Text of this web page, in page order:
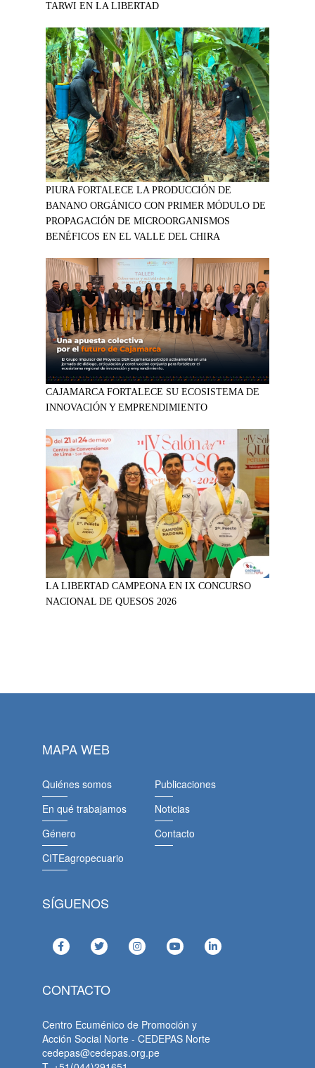
TARWI EN LA LIBERTAD
PIURA FORTALECE LA PRODUCCIÓN DE
BANANO ORGÁNICO CON PRIMER MÓDULO DE
PROPAGACIÓN DE MICROORGANISMOS
BENÉFICOS EN EL VALLE DEL CHIRA
CAJAMARCA FORTALECE SU ECOSISTEMA DE
INNOVACIÓN Y EMPRENDIMIENTO
LA LIBERTAD CAMPEONA EN IX CONCURSO
NACIONAL DE QUESOS 2026
MAPA WEB
Quiénes somos
En qué trabajamos
Género
CITEagropecuario
Publicaciones
Noticias
Contacto
SÍGUENOS
CONTACTO
Centro Ecuménico de Promoción y
Acción Social Norte - CEDEPAS Norte
cedepas@cedepas.org.pe